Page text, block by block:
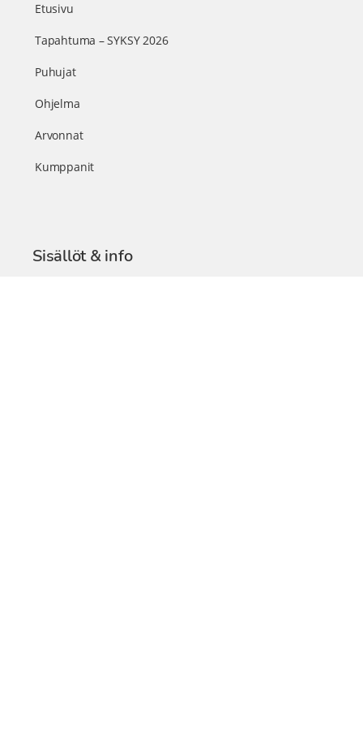
Etusivu
Tapahtuma – SYKSY 2026
Puhujat
Ohjelma
Arvonnat
Kumppanit
Sisällöt & info